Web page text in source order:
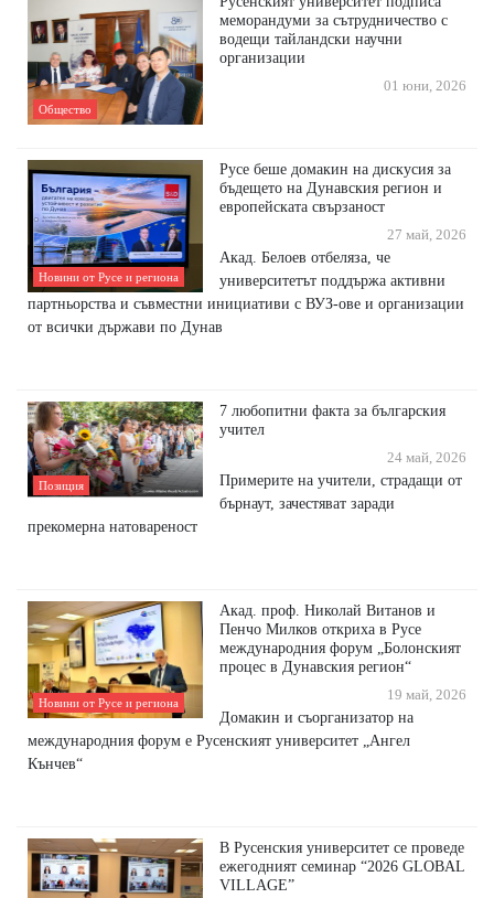
Общество
меморандуми за сътрудничество с
водещи тайландски научни
организации
01 юни, 2026
Новини от Русе и региона
Русе беше домакин на дискусия за
бъдещето на Дунавския регион и
европейската свързаност
27 май, 2026
Акад. Белоев отбеляза, че
университетът поддържа активни
партньорства и съвместни инициативи с ВУЗ-ове и организации
от всички държави по Дунав
Позиция
7 любопитни факта за българския
учител
24 май, 2026
Примерите на учители, страдащи от
бърнаут, зачестяват заради
прекомерна натовареност
Новини от Русе и региона
Акад. проф. Николай Витанов и
Пенчо Милков откриха в Русе
международния форум „Болонският
процес в Дунавския регион“
19 май, 2026
Домакин и съорганизатор на
международния форум е Русенският университет „Ангел
Кънчев“
В Русенския университет се проведе
ежегодният семинар “2026 GLOBAL
VILLAGE”